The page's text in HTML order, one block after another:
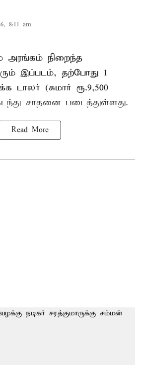
8:11 am
அரங்கம் நிறைந்த
இப்படம், தற்போது 1
டாலர் (சுமார் ரூ.9,500
சாதனை படைத்துள்ளது.
Read More